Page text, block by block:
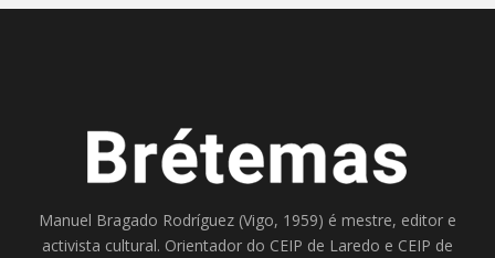
Manuel Bragado Rodríguez (Vigo, 1959) é mestre, editor e
activista cultural. Orientador do CEIP de Laredo e CEIP de